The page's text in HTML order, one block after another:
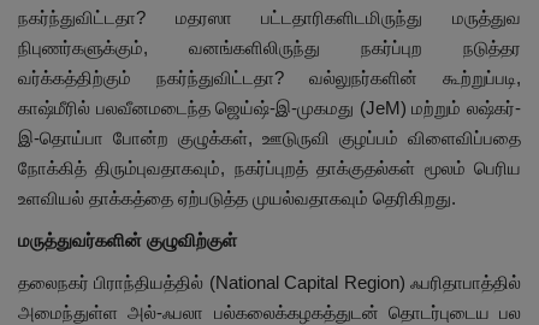
நகர்ந்துவிட்டதா? மதரஸா பட்டதாரிகளிடமிருந்து மருத்துவ
நிபுணர்களுக்கும், வனங்களிலிருந்து நகர்ப்புற நடுத்தர
வர்க்கத்திற்கும் நகர்ந்துவிட்டதா? வல்லுநர்களின் கூற்றுப்படி,
காஷ்மீரில் பலவீனமடைந்த ஜெய்ஷ்-இ-முகமது (JeM) மற்றும் லஷ்கர்-
இ-தொய்பா போன்ற குழுக்கள், ஊடுருவி குழப்பம் விளைவிப்பதை
நோக்கித் திரும்புவதாகவும், நகர்ப்புறத் தாக்குதல்கள் மூலம் பெரிய
உளவியல் தாக்கத்தை ஏற்படுத்த முயல்வதாகவும் தெரிகிறது.
மருத்துவர்களின் குழுவிற்குள்
தலைநகர் பிராந்தியத்தில் (National Capital Region) ஃபரிதாபாத்தில்
அமைந்துள்ள அல்-ஃபலா பல்கலைக்கழகத்துடன் தொடர்புடைய பல